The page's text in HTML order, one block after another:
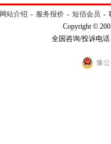
网站介绍 - 服务报价 - 短信会员 -
Copyright ©
全国咨询/投诉电话
豫